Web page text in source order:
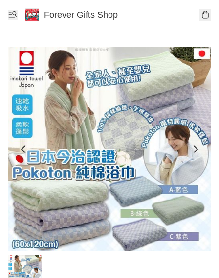
Forever Gifts Shop